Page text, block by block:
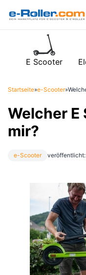
E Scooter
Startseite»e-Scooter»
Welcher E
mir?
e-Scooter veröffentlicht: